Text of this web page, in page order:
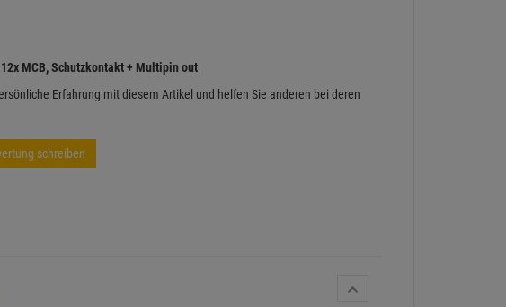
12x MCB, Schutzkontakt + Multipin out
Erfahrung mit diesem Artikel und helfen Sie anderen bei deren
schreiben